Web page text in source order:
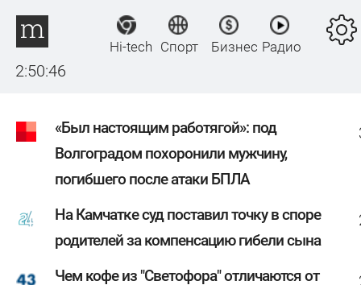
2:50:47
Hi-tech Спорт Бизнес Радио
«Был настоящим работягой»: под
Волгоградом похоронили мужчину,
погибшего после атаки БПЛА
На Камчатке суд поставил точку в споре
родителей за компенсацию гибели сына
Чем кофе из "Светофора" отличаются от